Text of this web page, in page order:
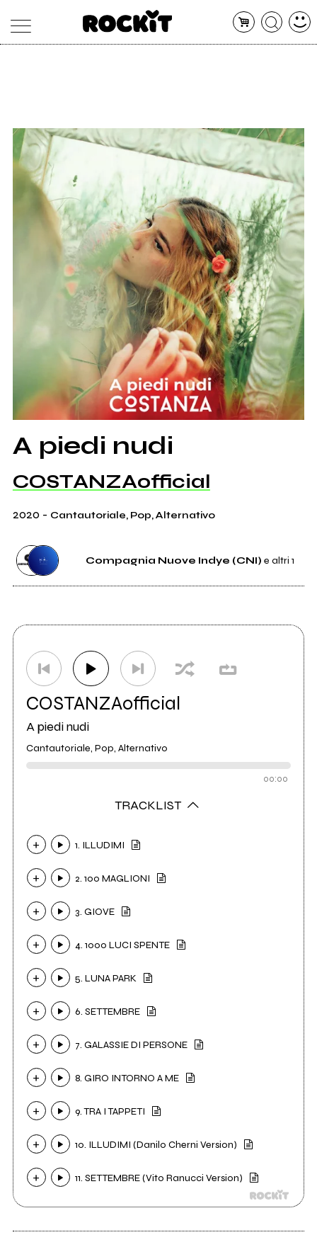
ARTISTI
CONCERTI
SHOP
RADIO
A piedi nudi
COSTANZAofficial
2020- Cantautoriale, Pop, Alternativo
Compagnia Nuove Indye (CNI) e altri 1
COSTANZAofficial
A piedi nudi
Cantautoriale, Pop, Alternativo
00:00
TRACKLIST
1. ILLUDIMI
2. 100 MAGLIONI
3. GIOVE
4. 1000 LUCI SPENTE
5. LUNA PARK
6. SETTEMBRE
7. GALASSIE DI PERSONE
8. GIRO INTORNO A ME
9. TRA I TAPPETI
10. ILLUDIMI (Danilo Cherni Version)
11. SETTEMBRE (Vito Ranucci Version)